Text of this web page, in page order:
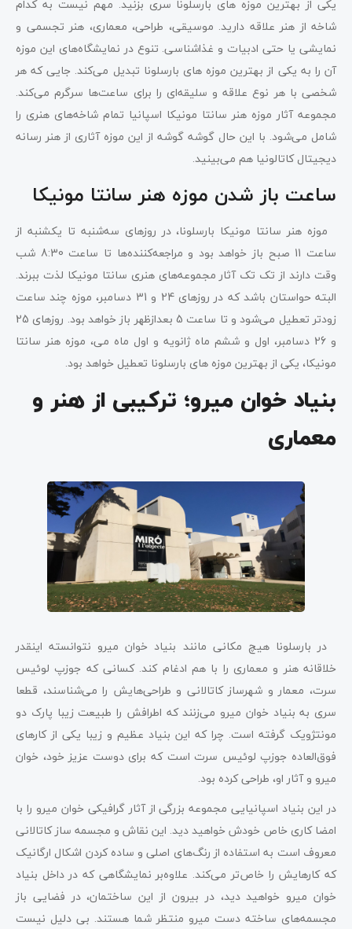
یکی از بهترین موزه های بارسلونا سری بزنید. مهم نیست به کدام
شاخه از هنر علاقه دارید. موسیقی، طراحی، معماری، هنر تجسمی و
نمایشی یا حتی ادبیات و غذاشناسی. تنوع در نمایشگاه‌های این موزه
آن را به یکی از بهترین موزه‌ های بارسلونا تبدیل می‌کند. جایی که هر
شخصی با هر نوع علاقه و سلیقه‌ای را برای ساعت‌ها سرگرم می‌کند.
مجموعه آثار موزه هنر سانتا مونیکا اسپانیا تمام شاخه‌های هنری را
شامل می‌شود. با این حال گوشه گوشه از این موزه آثاری از هنر رسانه
دیجیتال کاتالونیا هم می‌بینید.
ساعت باز شدن موزه هنر سانتا مونیکا
موزه هنر سانتا مونیکا بارسلونا، در روزهای سه‌شنبه تا یکشنبه از
ساعت 11 صبح باز خواهد بود و مراجعه‌کننده‌ها تا ساعت 8:30 شب
وقت دارند از تک تک آثار مجموعه‌های هنری سانتا مونیکا لذت ببرند.
البته حواستان باشد که در روزهای 24 و 31 دسامبر، موزه چند ساعت
زودتر تعطیل می‌شود و تا ساعت 5 بعدازظهر باز خواهد بود. روزهای 25
و 26 دسامبر، اول و ششم ماه ژانویه و اول ماه می، موزه هنر سانتا
مونیکا، یکی از بهترین موزه های بارسلونا تعطیل خواهد بود.
بنیاد خوان میرو؛ ترکیبی از هنر و
معماری
در بارسلونا هیچ مکانی مانند بنیاد خوان میرو نتوانسته اینقدر
خلاقانه هنر و معماری را با هم ادغام کند. کسانی که جوزپ لوئیس
سرت، معمار و شهرساز کاتالانی و طراحی‌هایش را می‌شناسند، قطعا
سری به بنیاد خوان میرو می‌زنند که اطرافش را طبیعت زیبا پارک دو
مونتژویک گرفته ‌است. چرا که این بنیاد عظیم و زیبا یکی از کارهای
فوق‌العاده جوزپ لوئیس سرت است که برای دوست عزیز خود، خوان
میرو و آثار او، طراحی کرده بود.
در این بنیاد اسپانیایی مجموعه بزرگی از آثار گرافیکی خوان میرو را با
امضا کاری خاص خودش خواهید دید. این نقاش و مجسمه ساز کاتالانی
معروف است به استفاده از رنگ‌های اصلی و ساده کردن اشکال ارگانیک
که کارهایش را خاص‌تر می‌کند. علاوه‌بر نمایشگاهی که در داخل بنیاد
خوان میرو خواهید دید، در بیرون از این ساختمان، در فضایی باز
مجسمه‌های ساخته دست میرو منتظر شما هستند. بی دلیل نیست